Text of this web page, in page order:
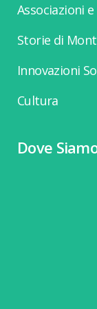
Associazioni e
Storie di
Innovazioni
Cultura
Dove